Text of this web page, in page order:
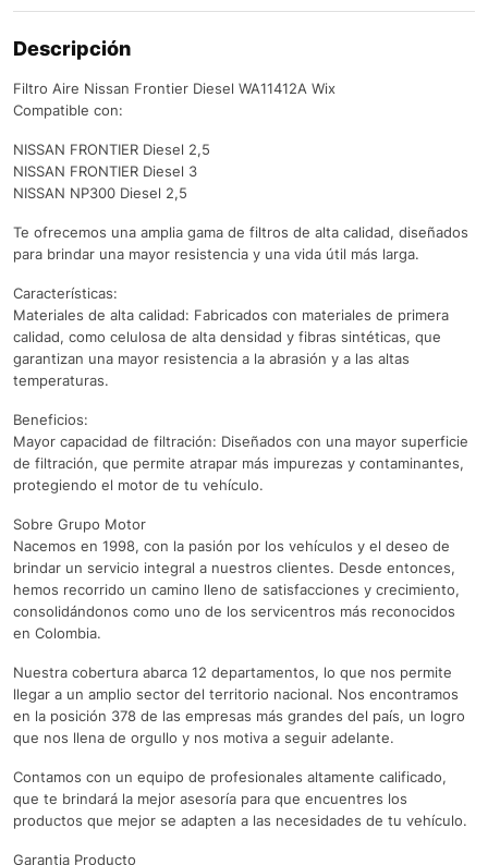
Descripción
Filtro Aire Nissan Frontier Diesel WA11412A Wix
Compatible con:
NISSAN FRONTIER Diesel 2,5
NISSAN FRONTIER Diesel 3
NISSAN NP300 Diesel 2,5
Te ofrecemos una amplia gama de filtros de alta calidad, diseñados
para brindar una mayor resistencia y una vida útil más larga.
Características:
Materiales de alta calidad: Fabricados con materiales de primera
calidad, como celulosa de alta densidad y fibras sintéticas, que
garantizan una mayor resistencia a la abrasión y a las altas
temperaturas.
Beneficios:
Mayor capacidad de filtración: Diseñados con una mayor superficie
de filtración, que permite atrapar más impurezas y contaminantes,
protegiendo el motor de tu vehículo.
Sobre Grupo Motor
Nacemos en 1998, con la pasión por los vehículos y el deseo de
brindar un servicio integral a nuestros clientes. Desde entonces,
hemos recorrido un camino lleno de satisfacciones y crecimiento,
consolidándonos como uno de los servicentros más reconocidos
en Colombia.
Nuestra cobertura abarca 12 departamentos, lo que nos permite
llegar a un amplio sector del territorio nacional. Nos encontramos
en la posición 378 de las empresas más grandes del país, un logro
que nos llena de orgullo y nos motiva a seguir adelante.
Contamos con un equipo de profesionales altamente calificado,
que te brindará la mejor asesoría para que encuentres los
productos que mejor se adapten a las necesidades de tu vehículo.
Garantia Producto